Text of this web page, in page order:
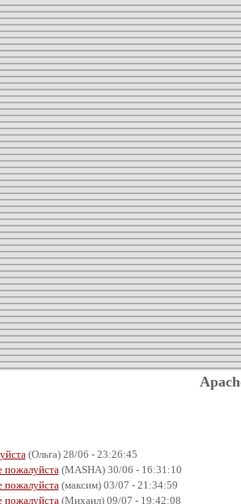
(Ольга) 28/06 - 23:26:45
пожалуйста (MASHA) 30/06 - 16:31:10
пожалуйста (максим) 03/07 - 21:34:59
пожалуйста (Михаил) 09/07 - 19:42:08